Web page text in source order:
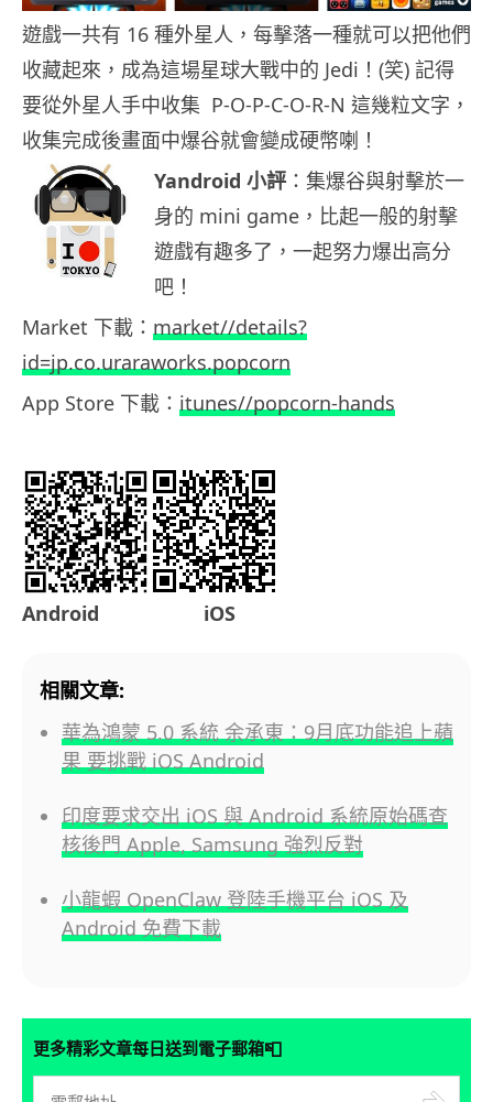
遊戲一共有 16 種外星人，每擊落一種就可以把他們
收藏起來，成為這場星球大戰中的 Jedi！(笑) 記得
要從外星人手中收集 P-O-P-C-O-R-N 這幾粒文字，
收集完成後畫面中爆谷就會變成硬幣喇！
Yandroid 小評 ：集爆谷與射擊於一
身的 mini game，比起一般的射擊
遊戲有趣多了，一起努力爆出高分
吧！
Market 下載： market//details?
id=jp.co.uraraworks.popcorn
App Store 下載： itunes//popcorn-hands
Android iOS
相關文章:
華為鴻蒙 5.0 系統 余承東：9月底功能追上蘋
果 要挑戰 iOS Android
印度要求交出 iOS 與 Android 系統原始碼查
核後門 Apple, Samsung 強烈反對
小龍蝦 OpenClaw 登陸手機平台 iOS 及
Android 免費下載
更多精彩文章每日送到電子郵箱📮